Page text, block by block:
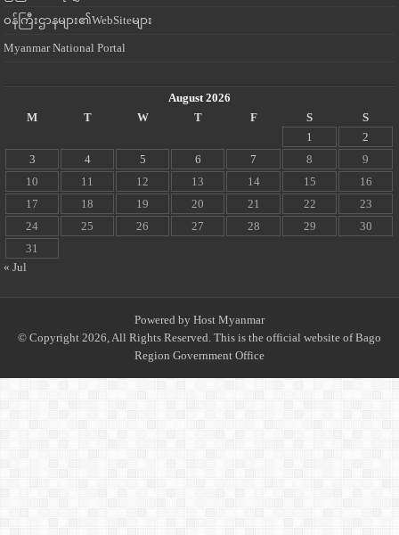
ဝန်ကြီးဌာနများ၏WebSiteများ
Myanmar National Portal
August 2026
M
T W T F S
S
1
2
3
4 5 6 7 8
9
10
11 12 13 14 15
16
17
18 19 20 21 22
23
24
25 26 27 28 29
30
31
« Jul
Powered by Host Myanmar
© Copyright 2026, All Rights Reserved. This is the official website of Bago
Region Government Office